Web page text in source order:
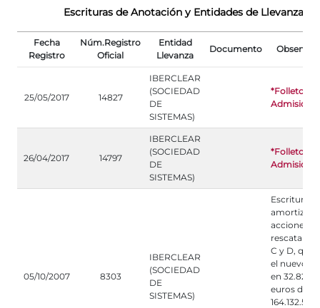
Escrituras de Anotación y Entidades de Llevanza
Fecha
Registro
Núm.Registro
Oficial
Entidad
Llevanza
Documento
25/05/2017 14827
IBERCLEAR
(SOCIEDAD
DE
SISTEMAS)
*Folleto de
Admisión
26/04/2017 14797
IBERCLEAR
(SOCIEDAD
DE
SISTEMAS)
*Folleto de
Admisión
05/10/2007 8303
IBERCLEAR
(SOCIEDAD
DE
SISTEMAS)
Escritura
acciones
C y D,
el nuevo
en
euros
164.132.539